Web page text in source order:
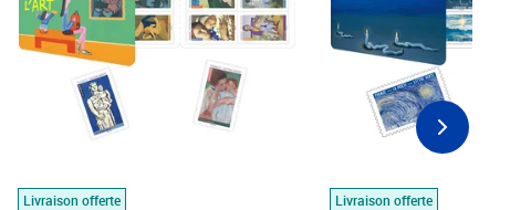
Livraison offerte
Livraison offerte